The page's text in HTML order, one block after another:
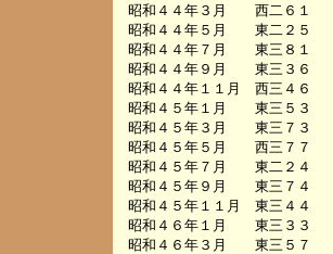
昭和４４年３月　　西二
昭和４４年５月　　東二
昭和４４年７月　　東三８
昭和４４年９月　　東三
昭和４４年１１月　西三
昭和４５年１月　　東三
昭和４５年３月　　東三
昭和４５年５月　　西三
昭和４５年７月　　東二
昭和４５年９月　　東三
昭和４５年１１月　東三
昭和４６年１月　　東三
昭和４６年３月　　東三